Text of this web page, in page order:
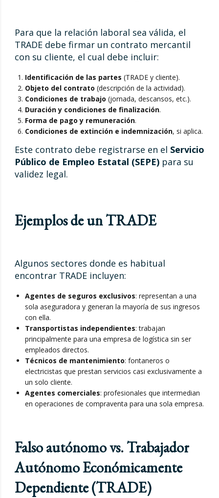
Para que la relación laboral sea válida, el
TRADE debe firmar un contrato mercantil
con su cliente, el cual debe incluir:
Identificación de las partes (TRADE y cliente).
Objeto del contrato (descripción de la actividad).
Condiciones de trabajo (jornada, descansos, etc.).
Duración y condiciones de finalización.
Forma de pago y remuneración.
Condiciones de extinción e indemnización, si aplica.
Este contrato debe registrarse en el Servicio
Público de Empleo Estatal (SEPE) para su
validez legal.
Ejemplos de un TRADE
Algunos sectores donde es habitual
encontrar TRADE incluyen:
Agentes de seguros exclusivos: representan a una
sola aseguradora y generan la mayoría de sus ingresos
con ella.
Transportistas independientes: trabajan
principalmente para una empresa de logística sin ser
empleados directos.
Técnicos de mantenimiento: fontaneros o
electricistas que prestan servicios casi exclusivamente a
un solo cliente.
Agentes comerciales: profesionales que intermedian
en operaciones de compraventa para una sola empresa.
Falso autónomo vs. Trabajador
Autónomo Económicamente
Dependiente (TRADE)